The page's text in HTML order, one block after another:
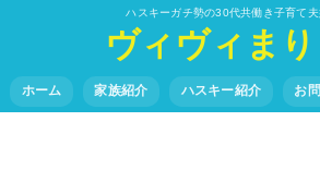
ハスキーガチ勢の30代共働き子育て
ヴィヴィま
ホーム 家族紹介 ハスキー紹介 お